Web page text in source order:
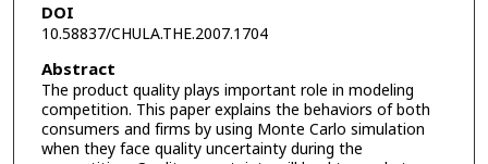
DOI
10.58837/CHULA.THE.2007.1704
Abstract
The product quality plays important role in modeling
competition. This paper explains the behaviors of both
consumers and firms by using Monte Carlo simulation
when they face quality uncertainty during the